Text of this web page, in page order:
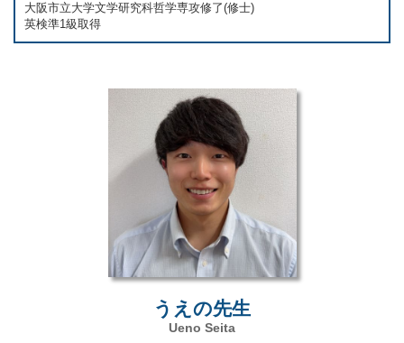
大阪市立大学文学研究科哲学専攻修了(修士)
英検準1級取得
うえの先生
Ueno Seita